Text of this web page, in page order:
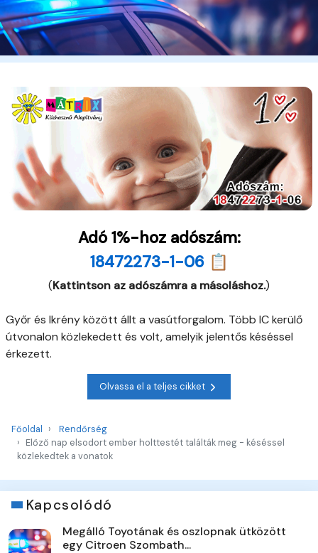
Adó 1%-hoz adószám:
18472273-1-06 📋
(Kattintson az adószámra a másoláshoz.)
Győr és Ikrény között állt a vasútforgalom. Több IC kerülő
útvonalon közlekedett és volt, amelyik jelentős késéssel
érkezett.
Olvassa el a teljes cikket
Főoldal
Rendőrség
Előző nap elsodort ember holttestét találták meg - késéssel
közlekedtek a vonatok
Kapcsolódó
Megálló Toyotának és oszlopnak ütközött
egy Citroen Szombath...